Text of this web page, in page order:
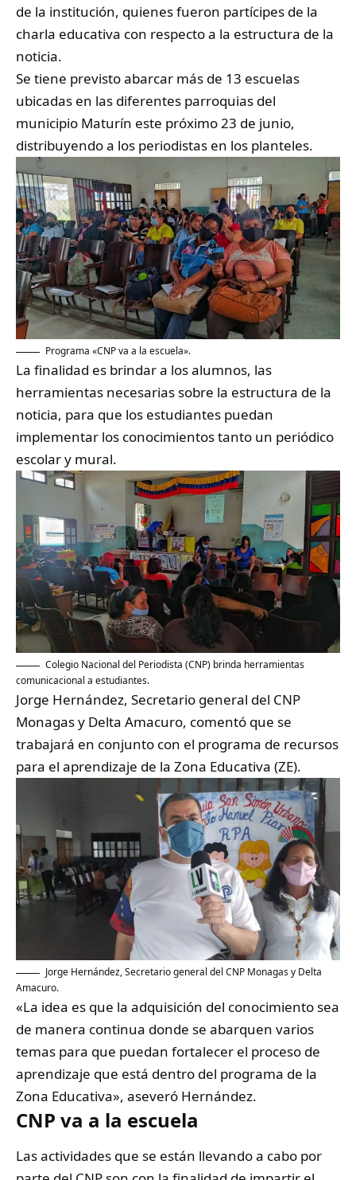
de la institución, quienes fueron partícipes de la
charla educativa con respecto a la estructura de la
noticia.
Se tiene previsto abarcar más de 13 escuelas
ubicadas en las diferentes parroquias del
municipio Maturín este próximo 23 de junio,
distribuyendo a los periodistas en los planteles.
Programa «CNP va a la escuela».
La finalidad es brindar a los alumnos, las
herramientas necesarias sobre la estructura de la
noticia, para que los estudiantes puedan
implementar los conocimientos tanto un periódico
escolar y mural.
Colegio Nacional del Periodista (CNP) brinda herramientas
comunicacional a estudiantes.
Jorge Hernández, Secretario general del CNP
Monagas y Delta Amacuro, comentó que se
trabajará en conjunto con el programa de recursos
para el aprendizaje de la Zona Educativa (ZE).
Jorge Hernández, Secretario general del CNP Monagas y Delta
Amacuro.
«La idea es que la adquisición del conocimiento sea
de manera continua donde se abarquen varios
temas para que puedan fortalecer el proceso de
aprendizaje que está dentro del programa de la
Zona Educativa», aseveró Hernández.
CNP va a la escuela
Las actividades que se están llevando a cabo por